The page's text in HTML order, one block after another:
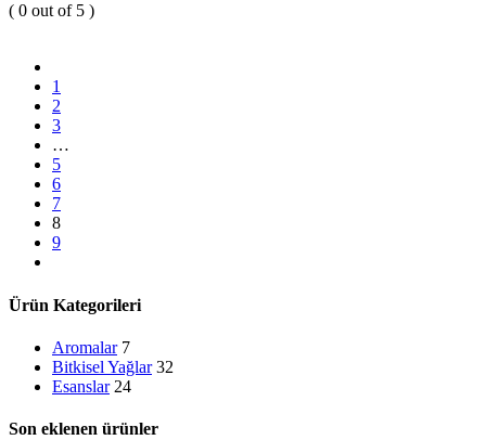
( 0 out of 5 )
1
2
3
…
5
6
7
8
9
Ürün Kategorileri
Aromalar 7
Bitkisel Yağlar 32
Esanslar 24
Son eklenen ürünler